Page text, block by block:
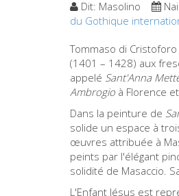
Dit: Masolino
du Gothique
Tommaso di
(1401 – 1428) aux
appelé Sant'Anna
Ambrogio à Florence
Dans la peinture de
solide un espace à
œuvres attribuée à
peints par l'élégant
solidité de Masaccio.
L'Enfant Jésus est